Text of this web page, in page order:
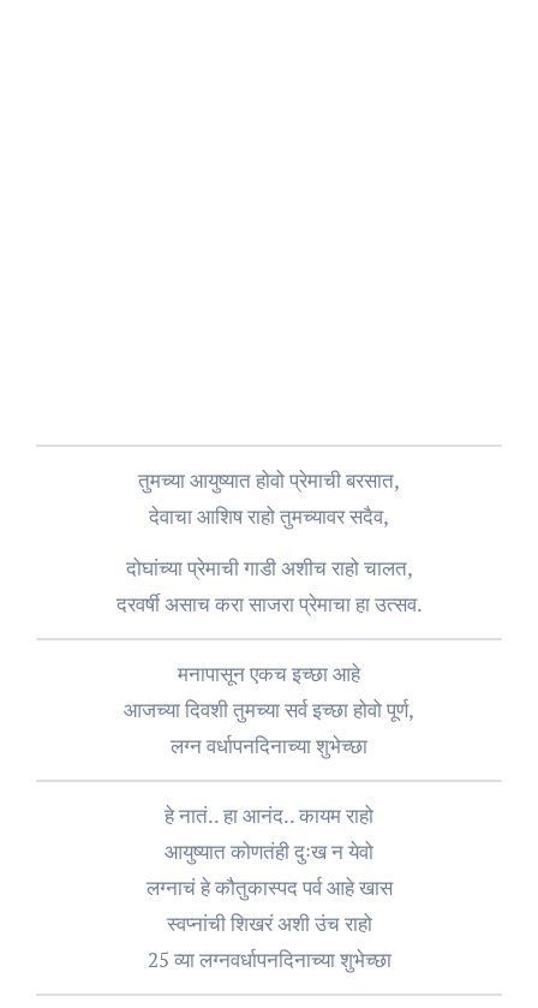
तुमच्या आयुष्यात होवो प्रेमाची बरसात,
देवाचा आशिष राहो तुमच्यावर सदैव,
दोघांच्या प्रेमाची गाडी अशीच राहो चालत,
दरवर्षी असाच करा साजरा प्रेमाचा हा उत्सव.
मनापासून एकच इच्छा आहे
आजच्या दिवशी तुमच्या सर्व इच्छा होवो पूर्ण,
लग्न वर्धापनदिनाच्या शुभेच्छा
हे नातं.. हा आनंद.. कायम राहो
आयुष्यात कोणतंही दुःख न येवो
लग्नाचं हे कौतुकास्पद पर्व आहे खास
स्वप्नांची शिखरं अशी उंच राहो
25 व्या लग्नवर्धापनदिनाच्या शुभेच्छा